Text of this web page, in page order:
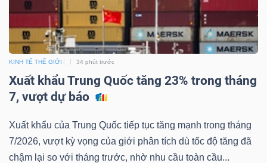
KINH TẾ THẾ GIỚI 34 phút trước
Xuất khẩu Trung Quốc tăng 23% trong tháng
7, vượt dự báo
Xuất khẩu của Trung Quốc tiếp tục tăng mạnh trong tháng
7/2026, vượt kỳ vọng của giới phân tích dù tốc độ tăng đã
chậm lại so với tháng trước, nhờ nhu cầu toàn cầu...